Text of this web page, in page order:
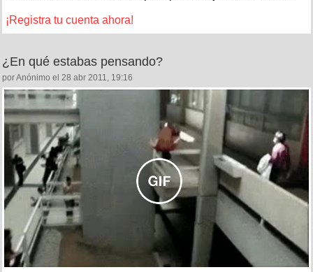
¡Registra tu cuenta ahora!
¿En qué estabas pensando?
por Anónimo el 28 abr 2011, 19:16